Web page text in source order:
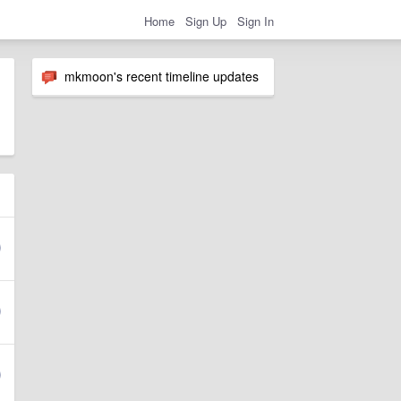
Home Sign Up Sign In
mkmoon's recent timeline updates